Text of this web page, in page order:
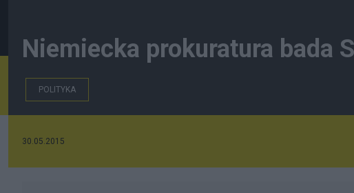
Niemiecka prokuratura bada
POLITYKA
30.05.2015